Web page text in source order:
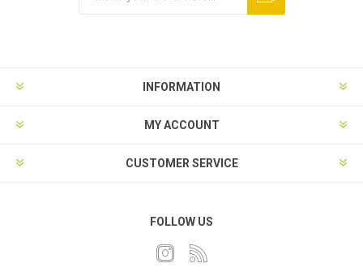
INFORMATION
MY ACCOUNT
CUSTOMER SERVICE
FOLLOW US